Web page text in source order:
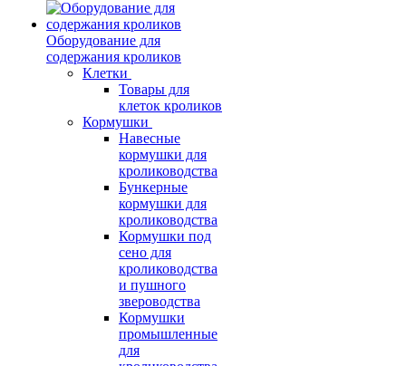
Оборудование для
содержания кроликов
Клетки
Товары для
клеток кроликов
Кормушки
Навесные
кормушки для
кролиководства
Бункерные
кормушки для
кролиководства
Кормушки под
сено для
кролиководства
и пушного
звероводства
Кормушки
промышленные
для